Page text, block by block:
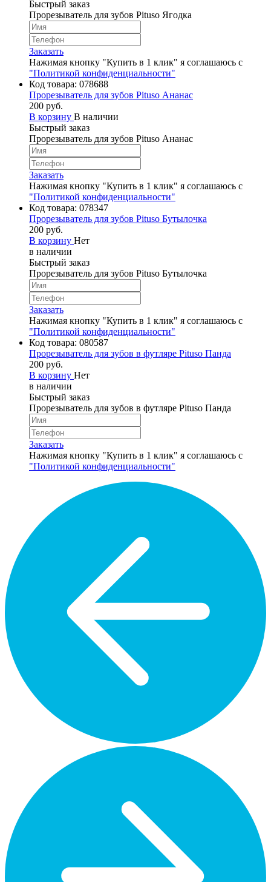
Быстрый заказ
Прорезыватель для зубов Pituso Ягодка
Заказать
Нажимая кнопку "Купить в 1 клик" я соглашаюсь с
"Политикой конфиденциальности"
Код товара: 078688
Прорезыватель для зубов Pituso Ананас
200 руб.
В корзину В наличии
Быстрый заказ
Прорезыватель для зубов Pituso Ананас
Заказать
Нажимая кнопку "Купить в 1 клик" я соглашаюсь с
"Политикой конфиденциальности"
Код товара: 078347
Прорезыватель для зубов Pituso Бутылочка
200 руб.
В корзину Нет
в наличии
Быстрый заказ
Прорезыватель для зубов Pituso Бутылочка
Заказать
Нажимая кнопку "Купить в 1 клик" я соглашаюсь с
"Политикой конфиденциальности"
Код товара: 080587
Прорезыватель для зубов в футляре Pituso Панда
200 руб.
В корзину Нет
в наличии
Быстрый заказ
Прорезыватель для зубов в футляре Pituso Панда
Заказать
Нажимая кнопку "Купить в 1 клик" я соглашаюсь с
"Политикой конфиденциальности"